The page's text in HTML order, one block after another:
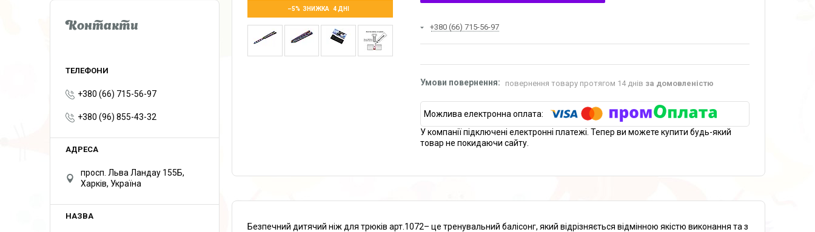
–5% 4 ДНІ
+380 (66) 715-56-97
повернення товару протягом 14 днів за домовленістю
У компанії підключені електронні платежі. Тепер ви можете купити будь-який
товар не покидаючи сайту.
Безпечний дитячий ніж для трюків арт.1072– це тренувальний балісонг, який відрізняється відмінною якістю виконання та з
Контакти
+380 (66) 715-56-97
+380 (96) 855-43-32
просп. Льва Ландау 155Б,
Харків, Україна